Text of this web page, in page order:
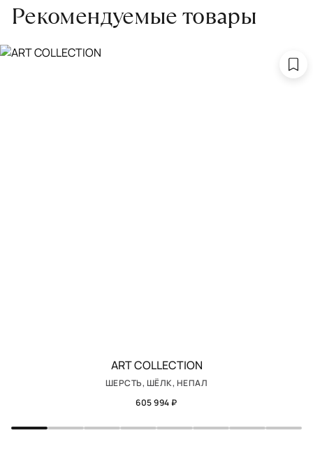
заборе ковра экспертом либо привозите его в салон.
Рекомендуемые товары
ART COLLECTION
ШЕРСТЬ, ШЁЛК, НЕПАЛ
605 994 ₽